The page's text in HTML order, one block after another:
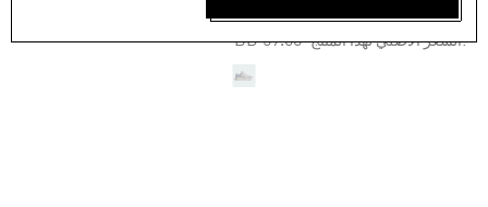
BD 32.45
:السعر الأصلي لهذا المنتج Price reduced from
BD 59.00
to